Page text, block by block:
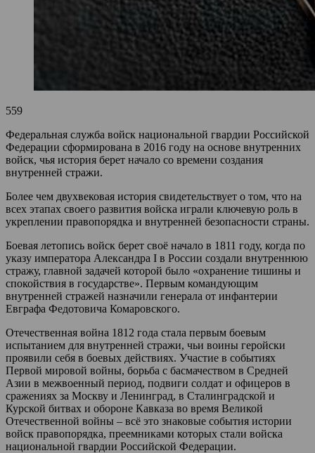
559
Федеральная служба войск национальной гвардии Российской
Федерации сформирована в 2016 году на основе внутренних
войск, чья история берет начало со времени создания
внутренней стражи.
Более чем двухвековая история свидетельствует о том, что на
всех этапах своего развития войска играли ключевую роль в
укреплении правопорядка и внутренней безопасности страны.
Боевая летопись войск берет своё начало в 1811 году, когда по
указу императора Александра I в России создали внутреннюю
стражу, главной задачей которой было «охранение тишины и
спокойствия в государстве». Первым командующим
внутренней стражей назначили генерала от инфантерии
Евграфа Федотовича Комаровского.
Отечественная война 1812 года стала первым боевым
испытанием для внутренней стражи, чьи воины геройски
проявили себя в боевых действиях. Участие в событиях
Первой мировой войны, борьба с басмачеством в Средней
Азии в межвоенный период, подвиги солдат и офицеров в
сражениях за Москву и Ленинград, в Сталинградской и
Курской битвах и обороне Кавказа во время Великой
Отечественной войны – всё это знаковые события истории
войск правопорядка, преемниками которых стали войска
национальной гвардии Российской Федерации.